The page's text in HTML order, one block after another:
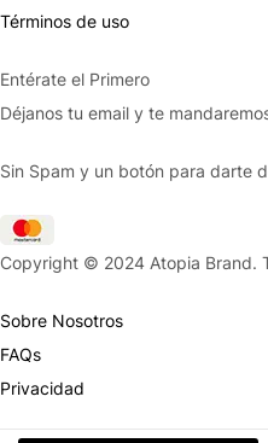
Términos de uso
Entérate el Primero
Déjanos tu email y te
Sin Spam y un botón para darte
Copyright © 2024 Atopia Brand.
Sobre Nosotros
FAQs
Privacidad